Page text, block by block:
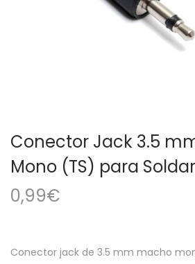
a
c
i
d
Conector Jack 3.5
Mono (TS) para Soldar
0,99€
Conector jack de 3.5 mm macho